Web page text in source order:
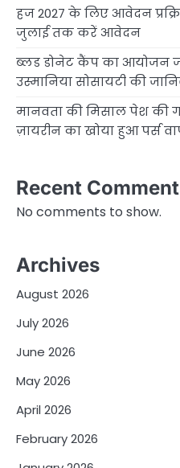
हज 2027 के लिए आवेदन
जुलाई तक करें आवेदन
ब्लड डोनेट कैंप का आयोजन
उस्मानिया सोसायटी की
मानवता की मिसाल पेश की
ज़ायरीन का खोया हुआ पर्स
Recent
No comments to show.
Archives
August 2026
July 2026
June 2026
May 2026
April 2026
February 2026